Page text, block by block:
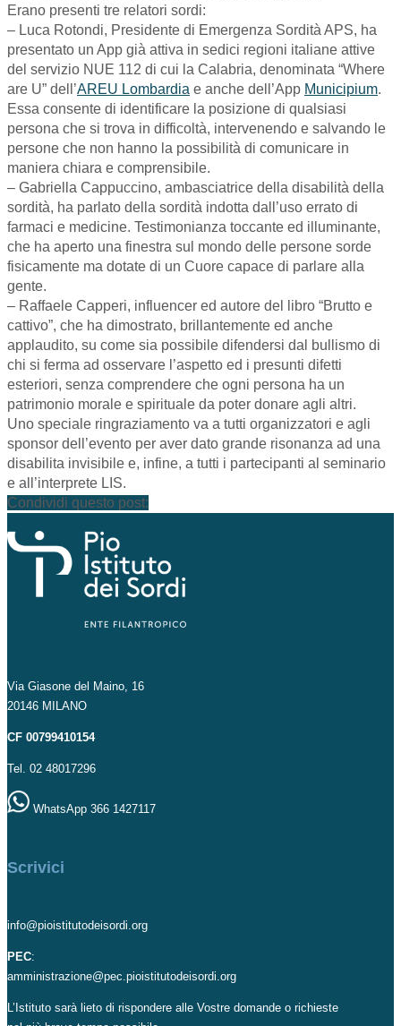
Erano presenti tre relatori sordi:
– Luca Rotondi, Presidente di Emergenza Sordità APS, ha
presentato un App già attiva in sedici regioni italiane attive
del servizio NUE 112 di cui la Calabria, denominata “Where
are U” dell’AREU Lombardia e anche dell’App Municipium.
Essa consente di identificare la posizione di qualsiasi
persona che si trova in difficoltà, intervenendo e salvando le
persone che non hanno la possibilità di comunicare in
maniera chiara e comprensibile.
– Gabriella Cappuccino, ambasciatrice della disabilità della
sordità, ha parlato della sordità indotta dall’uso errato di
farmaci e medicine. Testimonianza toccante ed illuminante,
che ha aperto una finestra sul mondo delle persone sorde
fisicamente ma dotate di un Cuore capace di parlare alla
gente.
– Raffaele Capperi, influencer ed autore del libro “Brutto e
cattivo”, che ha dimostrato, brillantemente ed anche
applaudito, su come sia possibile difendersi dal bullismo di
chi si ferma ad osservare l’aspetto ed i presunti difetti
esteriori, senza comprendere che ogni persona ha un
patrimonio morale e spirituale da poter donare agli altri.
Uno speciale ringraziamento va a tutti organizzatori e agli
sponsor dell’evento per aver dato grande risonanza ad una
disabilita invisibile e, infine, a tutti i partecipanti al seminario
e all’interprete LIS.
Condividi questo post:
Via Giasone del Maino, 16
20146 MILANO
CF 00799410154
Tel. 02 48017296
WhatsApp 366 1427117
Scrivici
info@pioistitutodeisordi.org
PEC:
amministrazione@pec.pioistitutodeisordi.org
L’Istituto sarà lieto di rispondere alle Vostre domande o richieste